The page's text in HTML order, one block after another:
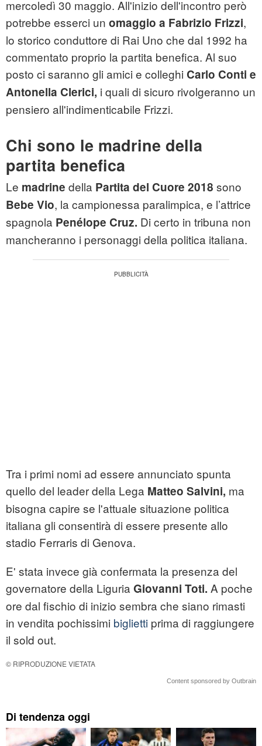
mercoledì 30 maggio. All'inizio dell'incontro però
potrebbe esserci un omaggio a Fabrizio Frizzi,
lo storico conduttore di Rai Uno che dal 1992 ha
commentato proprio la partita benefica. Al suo
posto ci saranno gli amici e colleghi Carlo Conti e
Antonella Clerici, i quali di sicuro rivolgeranno un
pensiero all'indimenticabile Frizzi.
Chi sono le madrine della
partita benefica
Le madrine della Partita del Cuore 2018 sono
Bebe Vio, la campionessa paralimpica, e l’attrice
spagnola Penélope Cruz. Di certo in tribuna non
mancheranno i personaggi della politica italiana.
Tra i primi nomi ad essere annunciato spunta
quello del leader della Lega Matteo Salvini, ma
bisogna capire se l'attuale situazione politica
italiana gli consentirà di essere presente allo
stadio Ferraris di Genova.
E' stata invece già confermata la presenza del
governatore della Liguria Giovanni Toti. A poche
ore dal fischio di inizio sembra che siano rimasti
in vendita pochissimi biglietti prima di raggiungere
il sold out.
© RIPRODUZIONE VIETATA
Content sponsored by Outbrain
Di tendenza oggi